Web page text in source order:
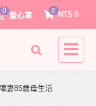
0
愛心車 NT$ 0
0
妻85歲母生活